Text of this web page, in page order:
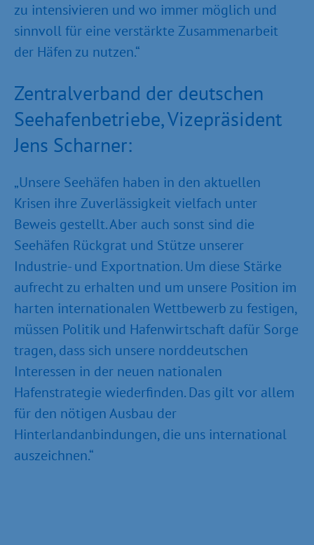
zu intensivieren und wo immer möglich und
sinnvoll für eine verstärkte Zusammenarbeit
der Häfen zu nutzen.“
Zentralverband der deutschen
Seehafenbetriebe, Vizepräsident
Jens Scharner:
„Unsere Seehäfen haben in den aktuellen
Krisen ihre Zuverlässigkeit vielfach unter
Beweis gestellt. Aber auch sonst sind die
Seehäfen Rückgrat und Stütze unserer
Industrie- und Exportnation. Um diese Stärke
aufrecht zu erhalten und um unsere Position im
harten internationalen Wettbewerb zu festigen,
müssen Politik und Hafenwirtschaft dafür Sorge
tragen, dass sich unsere norddeutschen
Interessen in der neuen nationalen
Hafenstrategie wiederfinden. Das gilt vor allem
für den nötigen Ausbau der
Hinterlandanbindungen, die uns international
auszeichnen.“